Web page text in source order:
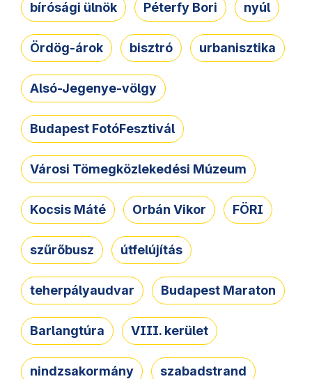
bírósági ülnök Péterfy Bori nyúl
Ördög-árok bisztró urbanisztika
Alsó-Jegenye-völgy
Budapest FotóFesztivál
Városi Tömegközlekedési Múzeum
Kocsis Máté Orbán Vikor FÖRI
szűrőbusz útfelújítás
teherpályaudvar Budapest Maraton
Barlangtúra VIII. kerület
nindzsakormány szabadstrand